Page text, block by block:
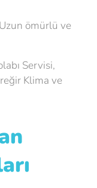
Uzun ömürlü ve
Servisi,
Klima ve